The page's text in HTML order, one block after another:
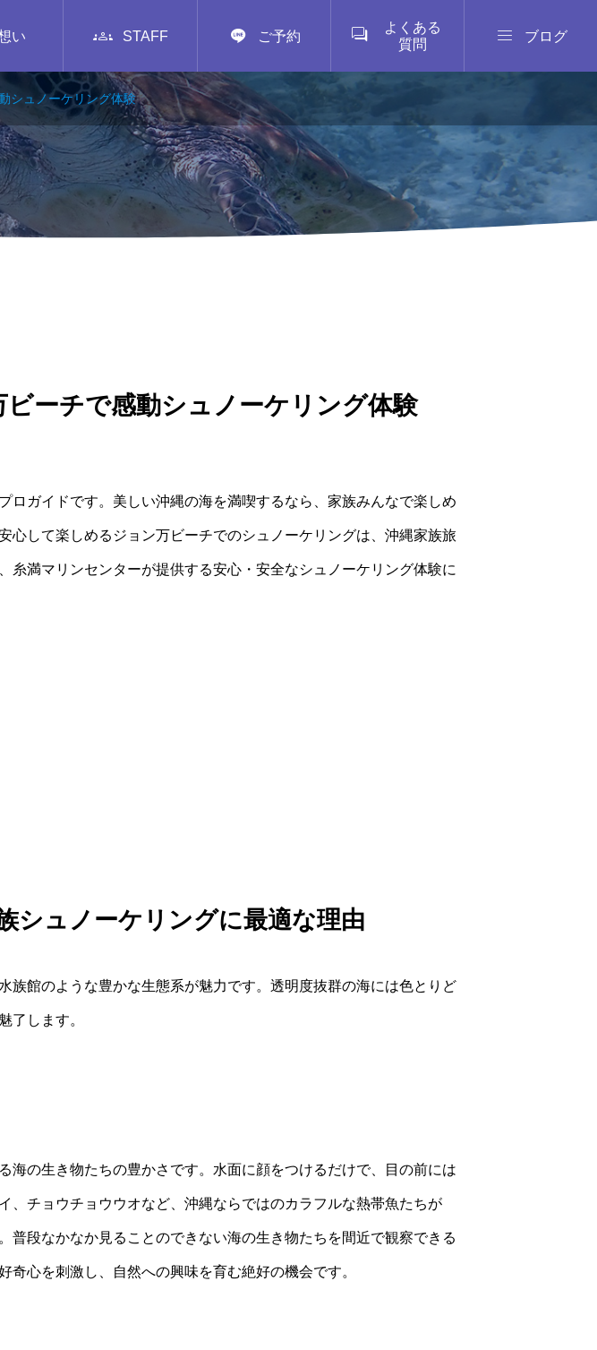
い  STAFF  ご予約 
よくある
質問
 ブログ
シュノーケリング体験
ーチで感動シュノーケリング体験
ガイドです。美しい沖縄の海を満喫するなら、家族みんなで楽しめ
して楽しめるジョン万ビーチでのシュノーケリングは、沖縄家族旅
満マリンセンターが提供する安心・安全なシュノーケリング体験に
シュノーケリングに最適な理由
館のような豊かな生態系が魅力です。透明度抜群の海には色とりど
了します。
の生き物たちの豊かさです。水面に顔をつけるだけで、目の前には
、チョウチョウウオなど、沖縄ならではのカラフルな熱帯魚たちが
段なかなか見ることのできない海の生き物たちを間近で観察できる
心を刺激し、自然への興味を育む絶好の機会です。